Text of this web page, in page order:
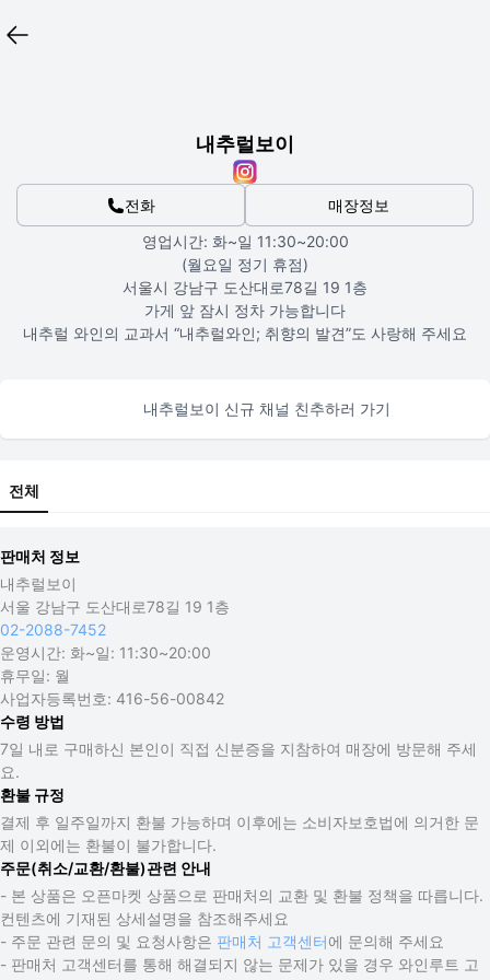
내추럴보이
전화
매장정보
영업시간: 화~일 11:30~20:00
(월요일 정기 휴점)
서울시 강남구 도산대로78길 19 1층
가게 앞 잠시 정차 가능합니다
내추럴 와인의 교과서 “내추럴와인; 취향의 발견”도 사랑해 주세요
내추럴보이 신규 채널 친추하러 가기
전체
판매처 정보
내추럴보이
서울 강남구 도산대로78길 19 1층
02-2088-7452
운영시간: 화~일: 11:30~20:00
휴무일: 월
사업자등록번호: 416-56-00842
수령 방법
7일 내로 구매하신 본인이 직접 신분증을 지참하여 매장에 방문해 주세
요.
환불 규정
결제 후 일주일까지 환불 가능하며 이후에는 소비자보호법에 의거한 문
제 이외에는 환불이 불가합니다.
주문(취소/교환/환불)관련 안내
- 본 상품은 오픈마켓 상품으로 판매처의 교환 및 환불 정책을 따릅니다.
컨텐츠에 기재된 상세설명을 참조해주세요
- 주문 관련 문의 및 요청사항은 판매처 고객센터에 문의해 주세요
- 판매처 고객센터를 통해 해결되지 않는 문제가 있을 경우 와인루트 고